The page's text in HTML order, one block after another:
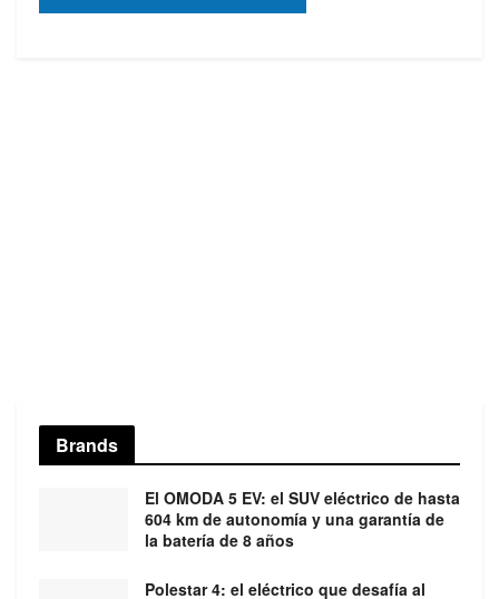
Brands
El OMODA 5 EV: el SUV eléctrico de hasta
604 km de autonomía y una garantía de
la batería de 8 años
Polestar 4: el eléctrico que desafía al